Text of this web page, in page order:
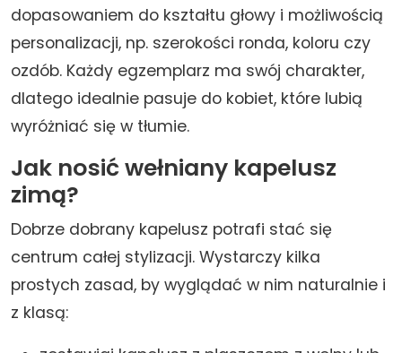
dopasowaniem do kształtu głowy i możliwością
personalizacji, np. szerokości ronda, koloru czy
ozdób. Każdy egzemplarz ma swój charakter,
dlatego idealnie pasuje do kobiet, które lubią
wyróżniać się w tłumie.
Jak nosić wełniany kapelusz
zimą?
Dobrze dobrany kapelusz potrafi stać się
centrum całej stylizacji. Wystarczy kilka
prostych zasad, by wyglądać w nim naturalnie i
z klasą: